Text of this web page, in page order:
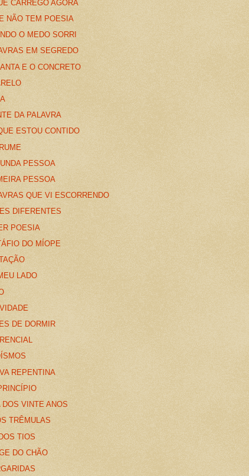
CARREGO AGORA
NÃO TEM POESIA
O MEDO SORRI
EM SEGREDO
E O CONCRETO
DA PALAVRA
ESTOU CONTIDO
PESSOA
PESSOA
QUE VI ESCORRENDO
DIFERENTES
POESIA
DO MÍOPE
LADO
DE DORMIR
REPENTINA
DOS VINTE ANOS
TRÊMULAS
TIOS
DO CHÃO